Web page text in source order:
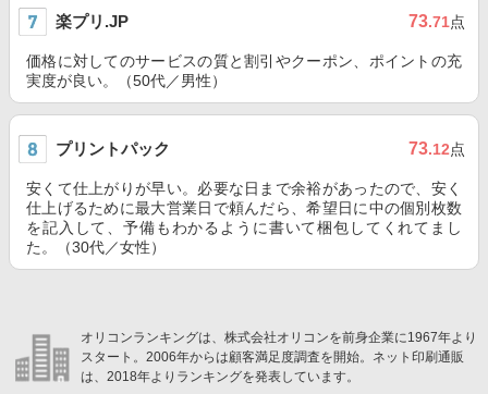
楽プリ.JP 73.71点
価格に対してのサービスの質と割引やクーポン、ポイントの充
実度が良い。（50代／男性）
プリントパック 73.12点
安くて仕上がりが早い。必要な日まで余裕があったので、安く
仕上げるために最大営業日で頼んだら、希望日に中の個別枚数
を記入して、予備もわかるように書いて梱包してくれてまし
た。（30代／女性）
オリコンランキングは、株式会社オリコンを前身企業に1967年より
スタート。2006年からは顧客満足度調査を開始。ネット印刷通販
は、2018年よりランキングを発表しています。